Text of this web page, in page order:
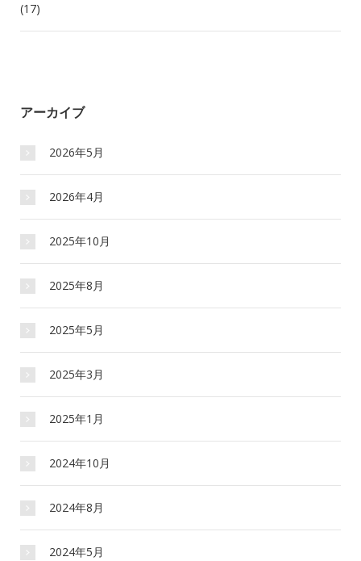
(17)
アーカイブ
2026年5月
2026年4月
2025年10月
2025年8月
2025年5月
2025年3月
2025年1月
2024年10月
2024年8月
2024年5月